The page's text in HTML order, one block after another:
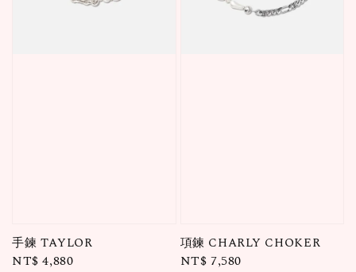
手鍊 TAYLOR
Regular
NT$ 4,880
項鍊 CHARLY CHOKER
Regular
NT$ 7,580